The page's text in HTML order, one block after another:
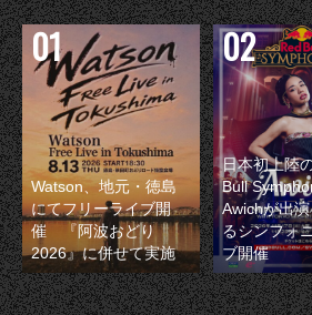
Watson、地元・徳島
にてフリーライブ開
催 『阿波おどり
2026』に併せて実施
日本初上陸
Bull
Awichが出
るシンフォ
ブ開催